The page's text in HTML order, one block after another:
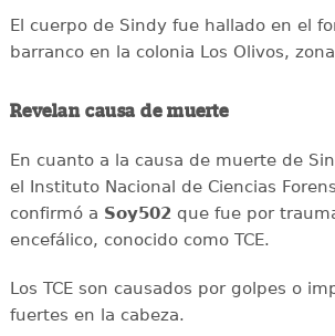
El cuerpo de Sindy fue hallado en el
barranco en la colonia Los Olivos,
Revelan causa de muerte
En cuanto a la causa de muerte de
el Instituto Nacional de Ciencias
confirmó a Soy502que fue por
encefálico, conocido como TCE.
Los TCE son causados por golpes o
fuertes en la cabeza.